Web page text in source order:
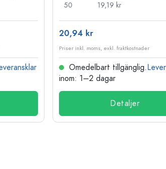
50
19,19 kr
20,94 kr
Priser inkl. moms, exkl. fraktkostnader
Omedelbart tillgänglig.
inom: 1–2 dagar
Detaljer